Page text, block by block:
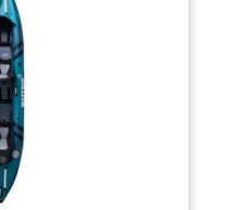
Coasto :
est une marque
groupe Poolstar,
et fabricant
produits innovants
les univers Piscine
Détente &
être, et Sport &
Trouvez dès